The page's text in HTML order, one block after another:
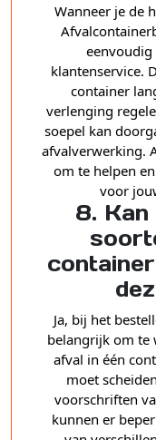
Wanneer je de
klantenservice.
container
verlenging
soepel kan
afvalverwerking.
om te helpen
voor
8. Kan
Ja, bij het
belangrijk om te
afval in één
moet
voorschriften
kunnen er